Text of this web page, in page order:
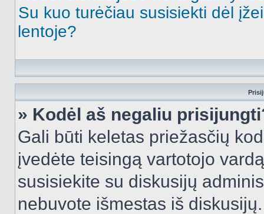
Su kuo turėčiau susisiekti dėl
lentoje?
» Kodėl aš negaliu
Gali būti keletas priežasčių
įvedėte teisingą vartotojo
susisiekite su diskusijų
nebuvote išmestas iš